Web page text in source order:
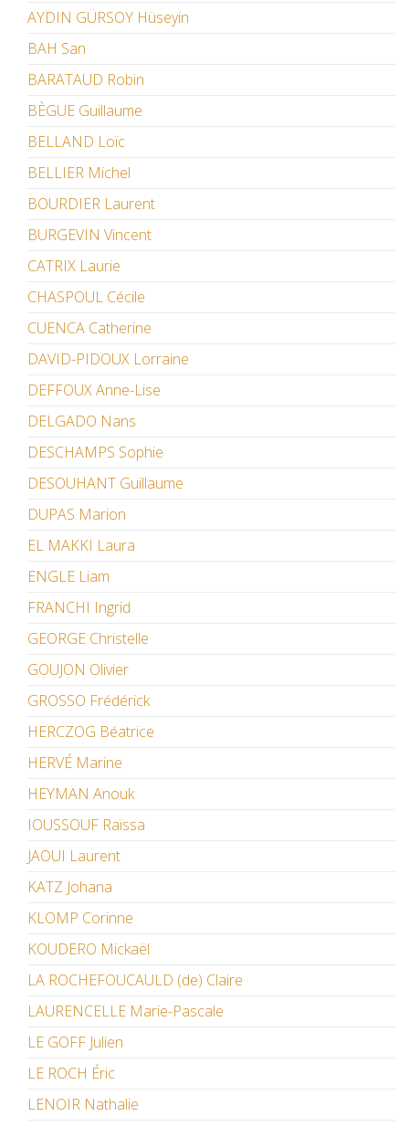
AYDIN GÜRSOY Hüseyin
BAH San
BARATAUD Robin
BÈGUE Guillaume
BELLAND Loïc
BELLIER Michel
BOURDIER Laurent
BURGEVIN Vincent
CATRIX Laurie
CHASPOUL Cécile
CUENCA Catherine
DAVID-PIDOUX Lorraine
DEFFOUX Anne-Lise
DELGADO Nans
DESCHAMPS Sophie
DESOUHANT Guillaume
DUPAS Marion
EL MAKKI Laura
ENGLE Liam
FRANCHI Ingrid
GEORGE Christelle
GOUJON Olivier
GROSSO Frédérick
HERCZOG Béatrice
HERVÉ Marine
HEYMAN Anouk
IOUSSOUF Raïssa
JAOUI Laurent
KATZ Johana
KLOMP Corinne
KOUDERO Mickaël
LA ROCHEFOUCAULD (de) Claire
LAURENCELLE Marie-Pascale
LE GOFF Julien
LE ROCH Éric
LENOIR Nathalie